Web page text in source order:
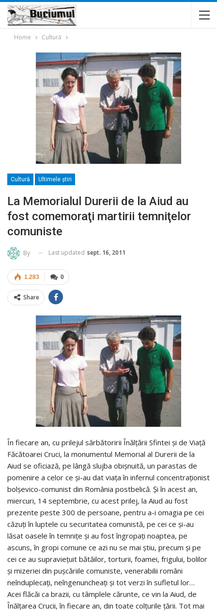
Home Cultură
Cultură Ultimele ştiri
La Memorialul Durerii de la Aiud au
fost comemoraţi martirii temniţelor
comuniste
By Last updated sept. 16, 2011
0
1.283
Share
În fiecare an, cu prilejul sărbătoririi Înălţării Sfintei şi de Viaţă
Făcătoarei Cruci, la monumentul Memorial al Durerii de la
Aiud se oficiază, pe lângă slujba obişnuită, un parastas de
pomenire a celor ce şi-au dat viaţa în infernul concentraţionist
bolşevico-comunist din România postbelică. Şi în acest an,
miercuri, 14 septembrie, cu acest prilej, la Aiud au fost
prezente peste 300 de persoane, pentru a-i omagia pe cei
căzuţi în luptele cu securitatea comunistă, pe cei ce şi-au
lăsat oasele în temniţe şi au fost îngropaţi noaptea, pe
ascuns, în gropi comune ce azi nu se mai ştiu, precum şi pe
cei ce au supravieţuit bătăilor, torturii, foamei, frigului, bolilor
şi mizeriei din puşcăriile comuniste, venerabilii români
neînduplecaţi, neîngenuncheaţi şi tot verzi în sufletul lor…
Acei flăcăi ca brazii, cu tâmplele cărunte, ce vin la Aiud, de
Înălţarea Crucii, în fiecare an, din toate colţurile ţării. Tot mai